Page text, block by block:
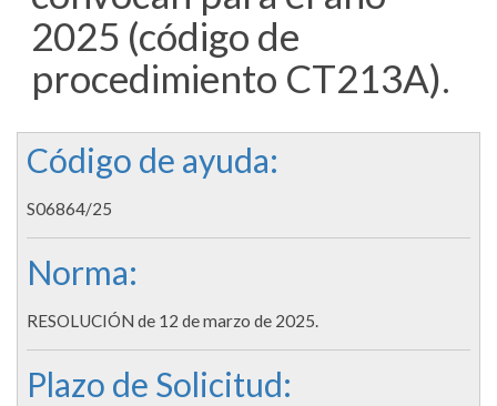
2025 (código de
procedimiento CT213A).
Código de ayuda:
S06864/25
Norma:
RESOLUCIÓN de 12 de marzo de 2025.
Plazo de Solicitud: